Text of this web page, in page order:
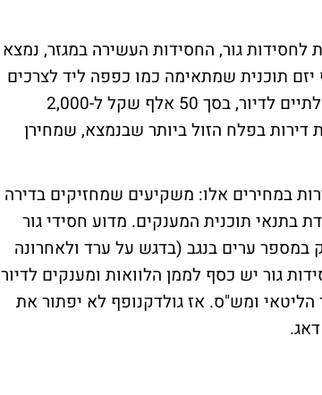
לחסידות גור, החסידות העשירה במגזר, נמצא
יזם תוכנית שמתאימה כמו כפפה ליד לצרכים
של חסידות גור אליה הוא משתייך. מדובר במענקים ממשלתיים לדיור, בסך 50 אלף שקל ל-2,000
שקל, עבור רכישת דירות בפלח הזול ביותר שבנמצא, שמחירן
במחירים אלו: משקיעים שמחזיקים בדירה
בתנאי תוכנית המענקים. מדוע חסידי גור
במספר ערים בנגב (בדגש על ערד ולאחרונה
גור יש כסף לממן הלוואות ומענקים לדיור
הליטאי ומש"ס. אז גולדקנופף לא יפתור את